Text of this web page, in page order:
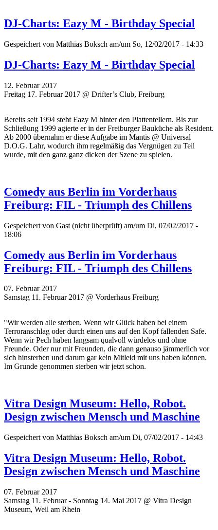
DJ-Charts: Eazy M - Birthday Special
Gespeichert von Matthias Boksch am/um So, 12/02/2017 - 14:33
DJ-Charts: Eazy M - Birthday Special
12. Februar 2017
Freitag 17. Februar 2017 @ Drifter’s Club, Freiburg
Bereits seit 1994 steht Eazy M hinter den Plattentellern. Bis zur
Schließung 1999 agierte er in der Freiburger Bauküche als Resident.
Ab 2000 übernahm er diese Aufgabe im Mantis @ Universal
D.O.G. Lahr, wodurch ihm regelmäßig das Vergnügen zu Teil
wurde, mit den ganz ganz dicken der Szene zu spielen.
Comedy aus Berlin im Vorderhaus
Freiburg: FIL - Triumph des Chillens
Gespeichert von Gast (nicht überprüft) am/um Di, 07/02/2017 -
18:06
Comedy aus Berlin im Vorderhaus
Freiburg: FIL - Triumph des Chillens
07. Februar 2017
Samstag 11. Februar 2017 @ Vorderhaus Freiburg
"Wir werden alle sterben. Wenn wir Glück haben bei einem
Terroranschlag oder durch einen uns auf den Kopf fallenden Safe.
Wenn wir Pech haben langsam qualvoll würdelos und ohne
Freunde. Oder nur mit Freunden, die dann genauso jämmerlich vor
sich hinsterben und darum gar kein Mitleid mit uns haben können.
Im Grunde genommen sterben wir jetzt schon.
Vitra Design Museum: Hello, Robot.
Design zwischen Mensch und Maschine
Gespeichert von Matthias Boksch am/um Di, 07/02/2017 - 14:43
Vitra Design Museum: Hello, Robot.
Design zwischen Mensch und Maschine
07. Februar 2017
Samstag 11. Februar - Sonntag 14. Mai 2017 @ Vitra Design
Museum, Weil am Rhein